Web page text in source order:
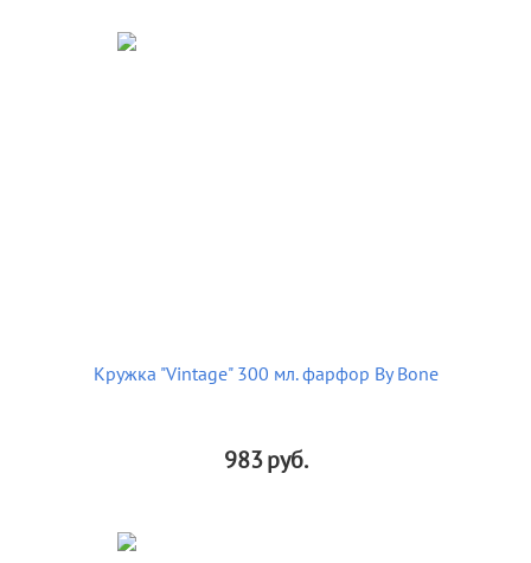
Кружка "Vintage" 300 мл. фарфор By Bone
983руб.